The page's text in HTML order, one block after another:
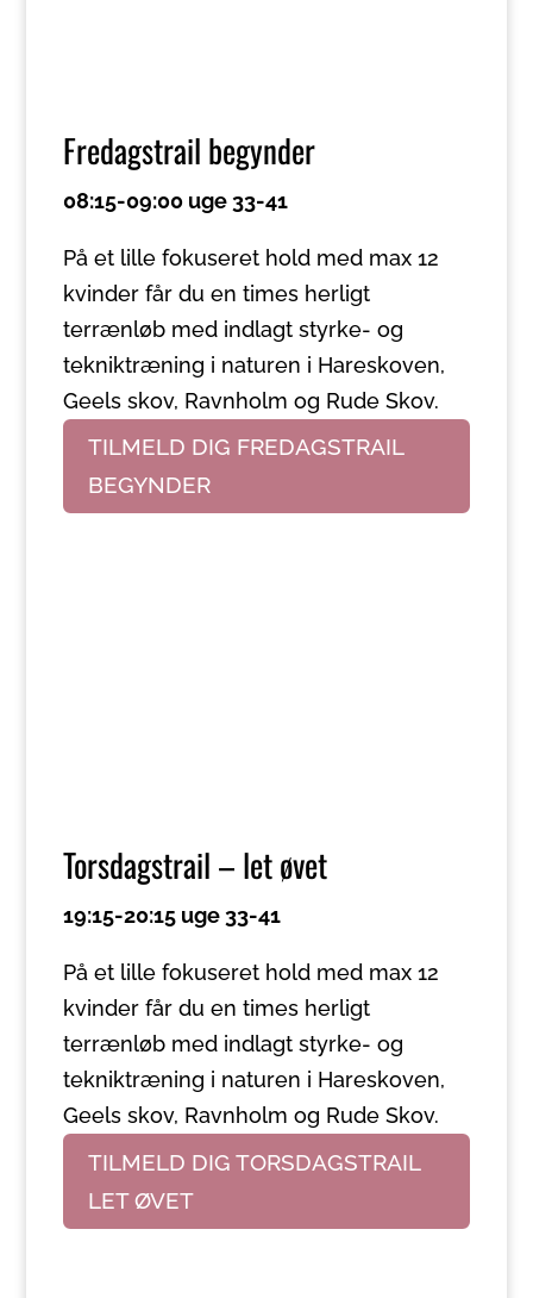
Fredagstrail begynder
08:15-09:00 uge 33-41
På et lille fokuseret hold med max 12
kvinder får du en times herligt
terrænløb med indlagt styrke- og
tekniktræning i naturen i Hareskoven,
Geels skov, Ravnholm og Rude Skov.
TILMELD DIG FREDAGSTRAIL
BEGYNDER
Torsdagstrail – let øvet
19:15-20:15 uge 33-41
På et lille fokuseret hold med max 12
kvinder får du en times herligt
terrænløb med indlagt styrke- og
tekniktræning i naturen i Hareskoven,
Geels skov, Ravnholm og Rude Skov.
TILMELD DIG TORSDAGSTRAIL
LET ØVET